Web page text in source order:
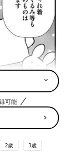
可能
2歳 3歳